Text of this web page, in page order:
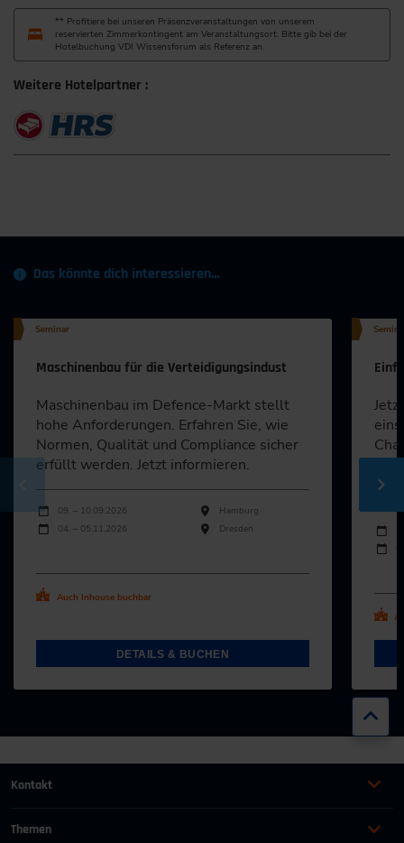
** Profitiere bei unseren Präsenzveranstaltungen von unserem
reservierten Zimmerkontingent am Veranstaltungsort. Bitte gib bei der
Hotelbuchung VDI Wissensforum als Referenz an.
Weitere Hotelpartner :
Das könnte dich interessieren…
Seminar
Maschinenbau für die Verteidigungsindust
Maschinenbau im Defence-Markt stellt
hohe Anforderungen. Erfahren Sie, wie
Normen, Qualität und Compliance sicher
erfüllt werden. Jetzt informieren.
Durchführungen
Veranstaltungsdatum Veranstaltungsort
09. – 10.09.2026
Hamburg
04. – 05.11.2026
Dresden
Auch Inhouse buchbar
DETAILS & BUCHEN
Kontakt
+49 (0)2116214-201
Themen